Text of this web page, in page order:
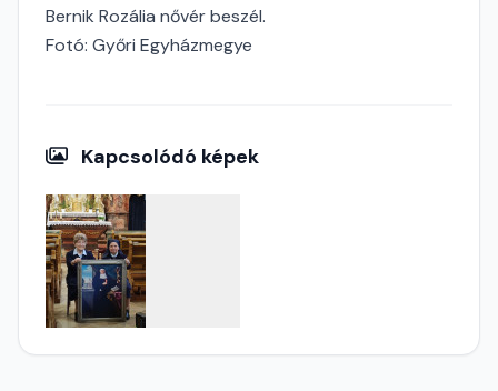
Bernik Rozália nővér beszél.
Fotó: Győri Egyházmegye
Kapcsolódó képek